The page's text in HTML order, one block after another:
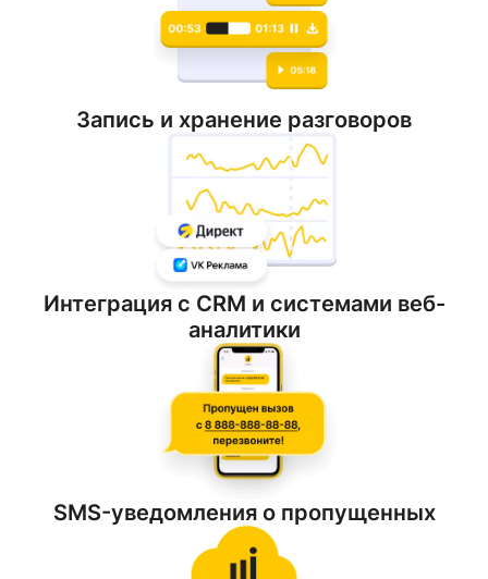
Запись и хранение разговоров
Интеграция с CRM и системами веб-
аналитики
SMS-уведомления о пропущенных